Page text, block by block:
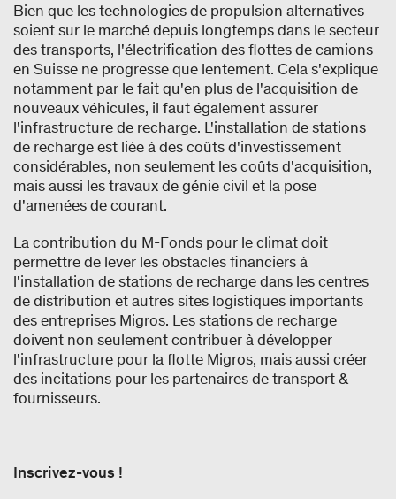
Bien que les technologies de propulsion alternatives
soient sur le marché depuis longtemps dans le secteur
des transports, l'électrification des flottes de camions
en Suisse ne progresse que lentement. Cela s'explique
notamment par le fait qu'en plus de l'acquisition de
nouveaux véhicules, il faut également assurer
l'infrastructure de recharge. L'installation de stations
de recharge est liée à des coûts d'investissement
considérables, non seulement les coûts d'acquisition,
mais aussi les travaux de génie civil et la pose
d'amenées de courant.
La contribution du M-Fonds pour le climat doit
permettre de lever les obstacles financiers à
l'installation de stations de recharge dans les centres
de distribution et autres sites logistiques importants
des entreprises Migros. Les stations de recharge
doivent non seulement contribuer à développer
l'infrastructure pour la flotte Migros, mais aussi créer
des incitations pour les partenaires de transport &
fournisseurs.
Inscrivez-vous !